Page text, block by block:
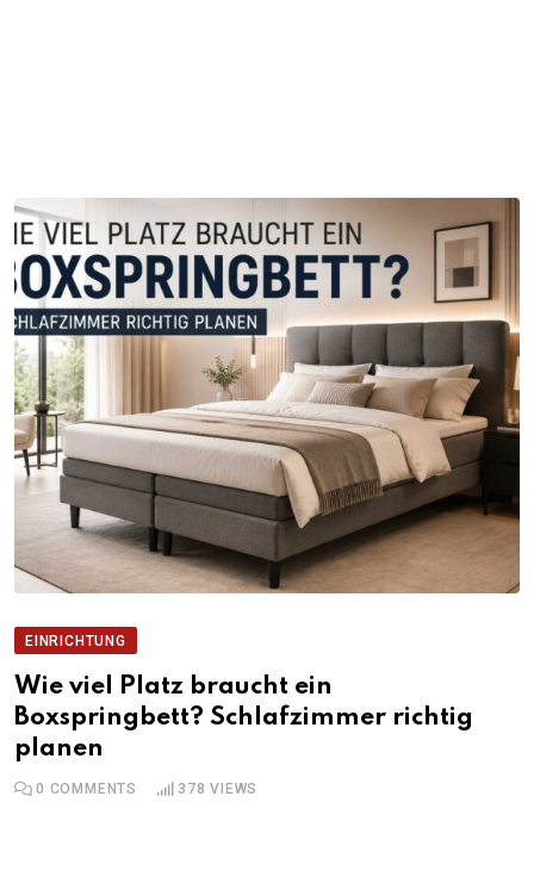
EINRICHTUNG
Wie viel Platz braucht ein
Boxspringbett? Schlafzimmer richtig
planen
0 COMMENTS 378 VIEWS